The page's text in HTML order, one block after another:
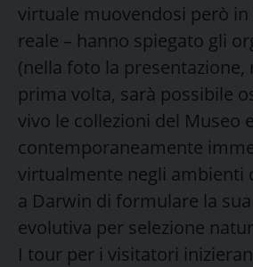
virtuale muovendosi però in
reale – hanno spiegato gli
(nella foto la presentazione,
prima volta, sarà possibile
vivo le collezioni del Museo e
contemporaneamente
virtualmente negli ambienti
a Darwin di formulare la
evolutiva per selezione
I tour per i visitatori